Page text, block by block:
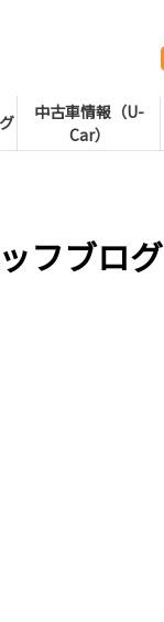
中古車情報（U-
Car）
フブログ